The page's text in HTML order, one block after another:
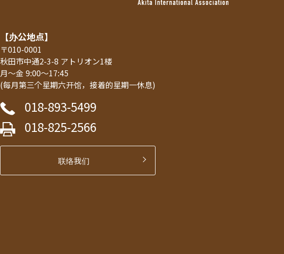
【办公地点】
〒010-0001
秋田市中通2-3-8 アトリオン1楼
月～金 9:00～17:45
(每月第三个星期六开馆，接着的星期一休息)
018-893-5499
018-825-2566
联络我们